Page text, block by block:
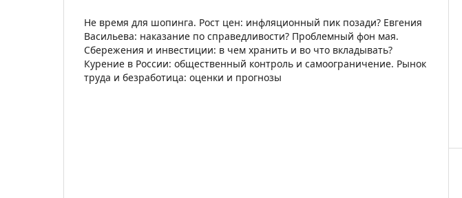
Не время для шопинга. Рост цен: инфляционный пик позади? Евгения
Васильева: наказание по справедливости? Проблемный фон мая.
Сбережения и инвестиции: в чем хранить и во что вкладывать?
Курение в России: общественный контроль и самоограничение. Рынок
труда и безработица: оценки и прогнозы